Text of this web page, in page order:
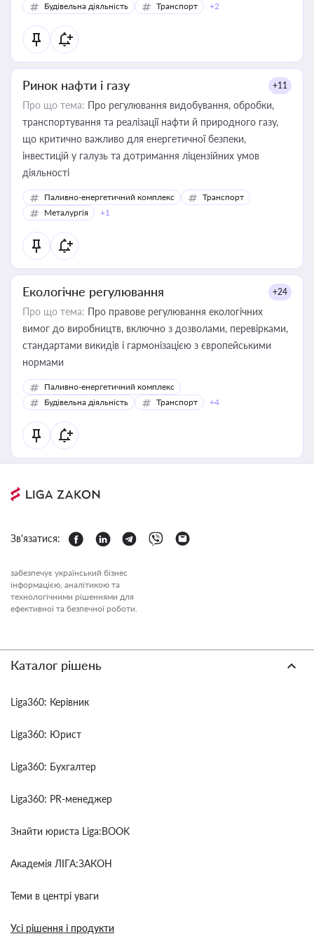
Будівельна діяльність
Транспорт +2
Ринок нафти і газу +11
Про що тема: Про регулювання видобування, обробки,
транспортування та реалізації нафти й природного газу,
що критично важливо для енергетичної безпеки,
інвестицій у галузь та дотримання ліцензійних умов
діяльності
Паливно-енергетичний комплекс
Транспорт
Металургія
+1
Екологічне регулювання +24
Про що тема: Про правове регулювання екологічних
вимог до виробництв, включно з дозволами, перевірками,
стандартами викидів і гармонізацією з європейськими
нормами
Паливно-енергетичний комплекс
Будівельна діяльність
Транспорт +4
Зв'язатися:
забезпечує український бізнес
інформацією, аналітикою та
технологічними рішеннями для
ефективної та безпечної роботи.
Каталог рішень
Liga360: Керівник
Liga360: Юрист
Liga360: Бухгалтер
Liga360: PR-менеджер
Знайти юриста Liga:BOOK
Академія ЛІГА:ЗАКОН
Теми в центрі уваги
Усі рішення і продукти